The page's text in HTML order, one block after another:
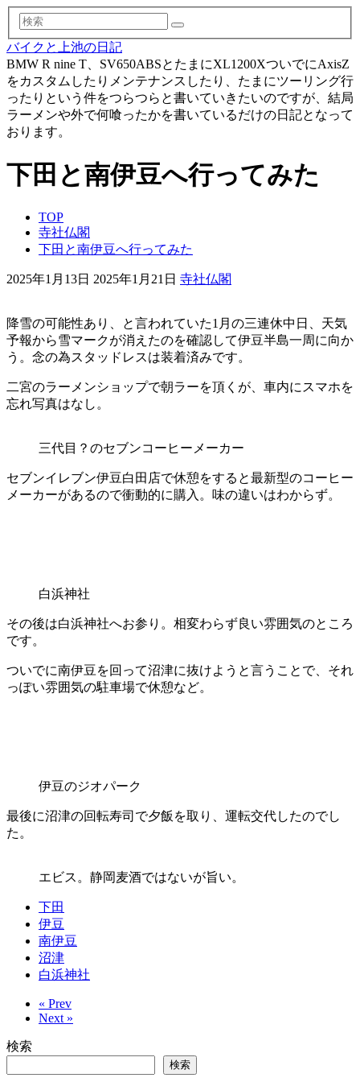
検
索
バイクと上池の日記
BMW R nine T、SV650ABSとたまにXL1200XついでにAxisZ
をカスタムしたりメンテナンスしたり、たまにツーリング行
ったりという件をつらつらと書いていきたいのですが、結局
ラーメンや外で何喰ったかを書いているだけの日記となって
おります。
下田と南伊豆へ行ってみた
TOP
寺社仏閣
下田と南伊豆へ行ってみた
2025年1月13日 2025年1月21日 寺社仏閣
降雪の可能性あり、と言われていた1月の三連休中日、天気
予報から雪マークが消えたのを確認して伊豆半島一周に向か
う。念の為スタッドレスは装着済みです。
二宮のラーメンショップで朝ラーを頂くが、車内にスマホを
忘れ写真はなし。
三代目？のセブンコーヒーメーカー
セブンイレブン伊豆白田店で休憩をすると最新型のコーヒー
メーカーがあるので衝動的に購入。味の違いはわからず。
白浜神社
その後は白浜神社へお参り。相変わらず良い雰囲気のところ
です。
ついでに南伊豆を回って沼津に抜けようと言うことで、それ
っぽい雰囲気の駐車場で休憩など。
伊豆のジオパーク
最後に沼津の回転寿司で夕飯を取り、運転交代したのでし
た。
エビス。静岡麦酒ではないが旨い。
下田
伊豆
南伊豆
沼津
白浜神社
« Prev
Next »
検索
検索